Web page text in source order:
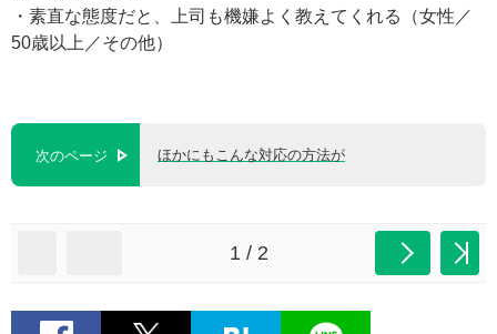
・素直な態度だと、上司も機嫌よく教えてくれる（女性／
50歳以上／その他）
次のページ ほかにもこんな対応の方法が
1 / 2